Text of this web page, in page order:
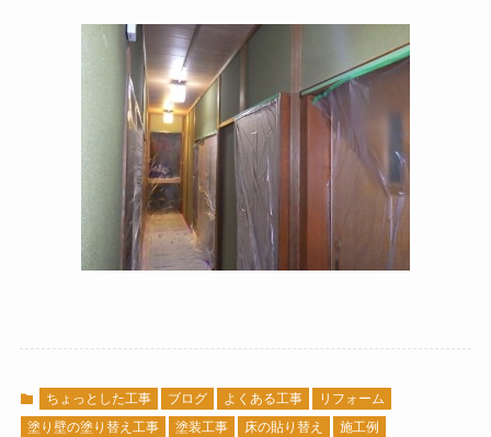
ちょっとした工事 ブログ よくある工事
リフォーム
塗り壁の塗り替え工事
塗装工事 床の貼り替え 施工例